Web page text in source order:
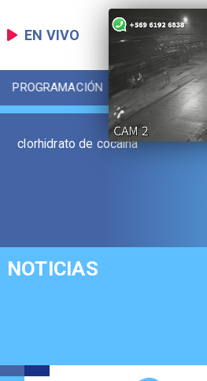
EN VIVO
PROGRAMACIÓN LOCAL
clorhidrato de cocaína
NOTICIAS